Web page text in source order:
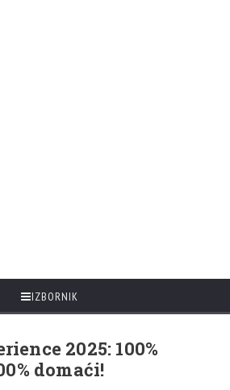
IZBORNIK
2025: 100%
domaći!